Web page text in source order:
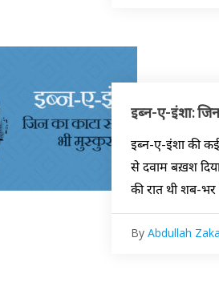
इब्न-ए-इंशा:
इब्न-ए-इंशा की
से दवाम बख़श
की रात थी शब-
By Abdullah